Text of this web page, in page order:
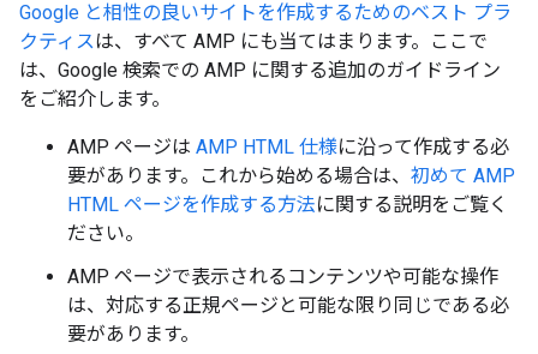
Google と相性の良いサイトを作成するためのベスト プラ
クティスは、すべて AMP にも当てはまります。ここで
は、Google 検索での AMP に関する追加のガイドライン
をご紹介します。
AMP ページは AMP HTML 仕様に沿って作成する必
要があります。これから始める場合は、 初めて AMP
HTML ページを作成する方法に関する説明をご覧く
ださい。
AMP ページで表示されるコンテンツや可能な操作
は、対応する正規ページと可能な限り同じである必
要があります。